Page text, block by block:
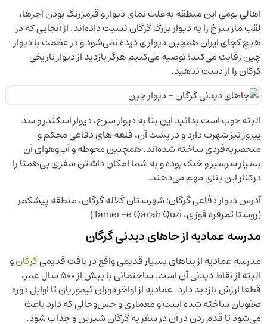
اهالی بومی این منطقه به‌علت نمای دیوار و قرمزرنگ بودن آجرها،
لقب مار سرخ را به دیوار بزرگ گرگان نسبت داده‌اند. از آنجایی که در
هیچ کجای ایران همچین دیواری دیده نمی‌شود و در عظمت با دیوار
چین رقابت می‌کند؛ توصیه می‌کنیم هرگز بازدید از دیوار تاریخی
گرگان را از دست ندهید.
البته خوب است بدانید این بنا به دیوار سرخ، دیوار اسکندر و سد
پیروز نیز شهرت دارد و در پشت آن، قلعه های دفاعی محکم و
منحصربه‌فردی ساخته شده‌اند. همچنین محوطه و آب‌وهوای آن
بسیار سرسبز و خنک بوده و به شما امکان داشتن سفری بی‌همتا را
درکنار این بنای مهم می‌دهند.
آدرس دیوار دفاعی گرگان: شهرستان کَلاله گرگان، منطقه پیشکمر
(روستا تمرقره قوزی، Tamer-e Qarah Quzi)
مدرسه عمادیه از جاهای دیدنی گرگان
مدرسه عمادیه از بناهای بسیار قدیمی واقع در بافت قدیمیگرگانو
البته از نقاط دیدنی آن است. ساختمانی با بیش از ۵۰۰ سال عمر،
قطعا ارزش بازدید دارد. عمادیه از اواخر دوران تیموریان تا اوایل دوره
صفویان ساخته شده است و معماری و حس‌وحالی که دارد باعث
می‌شود تا قدم زدن در آن در سفر به گرگان شیرین و جذاب شود.